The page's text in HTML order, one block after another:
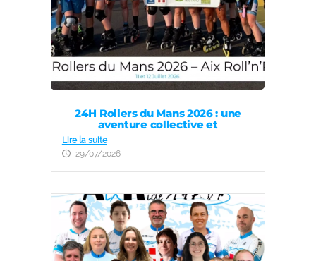
24H Rollers du Mans 2026 : une
aventure collective et
Lire la suite
29/07/2026